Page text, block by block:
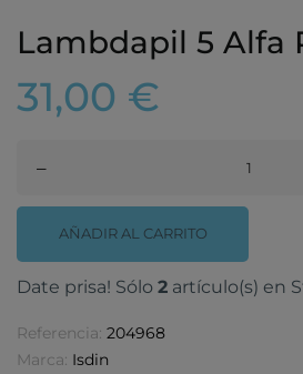
Lambdapil 5 Alfa
31,00 €
–
AÑADIR AL CARRITO
Date prisa! Sólo 2 artículo(s) en
Referencia: 204968
Marca: Isdin